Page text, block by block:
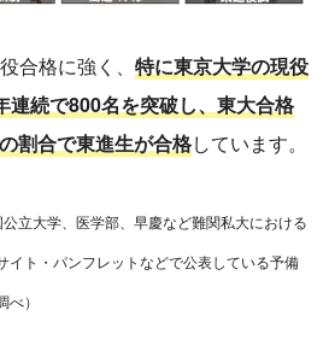
合格に強く、 特に東京大学の現役
連続で800名を突破し、東大合格
割合で東進生が合格しています。
立大学、医学部、早慶など難関私大における
イト・パンフレットなどで公表している予備
）